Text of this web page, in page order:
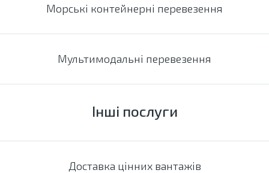
Морські контейнерні перевезення
Мультимодальні перевезення
Інші послуги
Доставка цінних вантажів